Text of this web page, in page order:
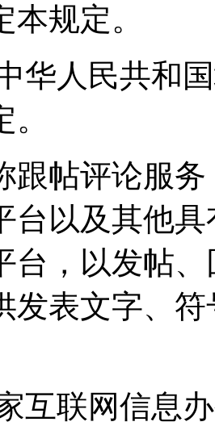
规定。
华人民共和
跟帖评论服
台以及其他
台，以发帖
发表文字、
互联网信息